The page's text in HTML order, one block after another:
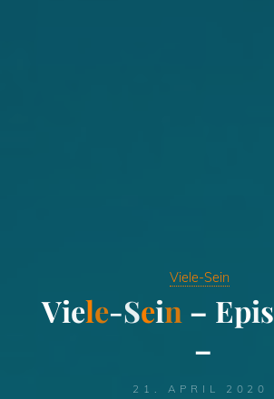
Viele-Sein
Viele-Sein – Epis
–
21. APRIL 2020